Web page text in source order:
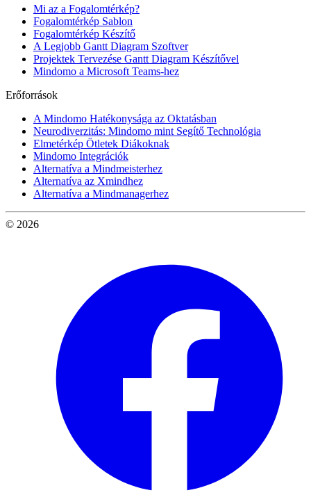
Mi az a Fogalomtérkép?
Fogalomtérkép Sablon
Fogalomtérkép Készítő
A Legjobb Gantt Diagram Szoftver
Projektek Tervezése Gantt Diagram Készítővel
Mindomo a Microsoft Teams-hez
Erőforrások
A Mindomo Hatékonysága az Oktatásban
Neurodiverzitás: Mindomo mint Segítő Technológia
Elmetérkép Ötletek Diákoknak
Mindomo Integrációk
Alternatíva a Mindmeisterhez
Alternatíva az Xmindhez
Alternatíva a Mindmanagerhez
© 2026